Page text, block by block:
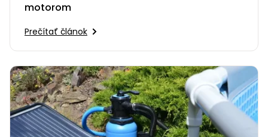
motorom
Prečítať článok